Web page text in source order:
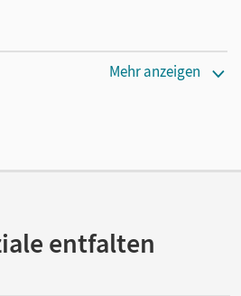
Mehr anzeigen
entfalten